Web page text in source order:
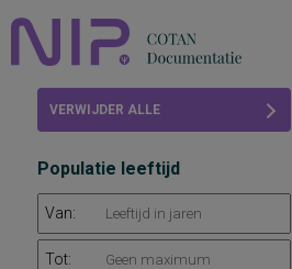
Abonneren
VERWIJDER ALLE
Populatie leeftijd
Van:
Tot: